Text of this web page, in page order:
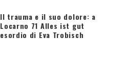
Il trauma e il suo dolore: a
Locarno 71 Alles ist gut
esordio di Eva Trobisch